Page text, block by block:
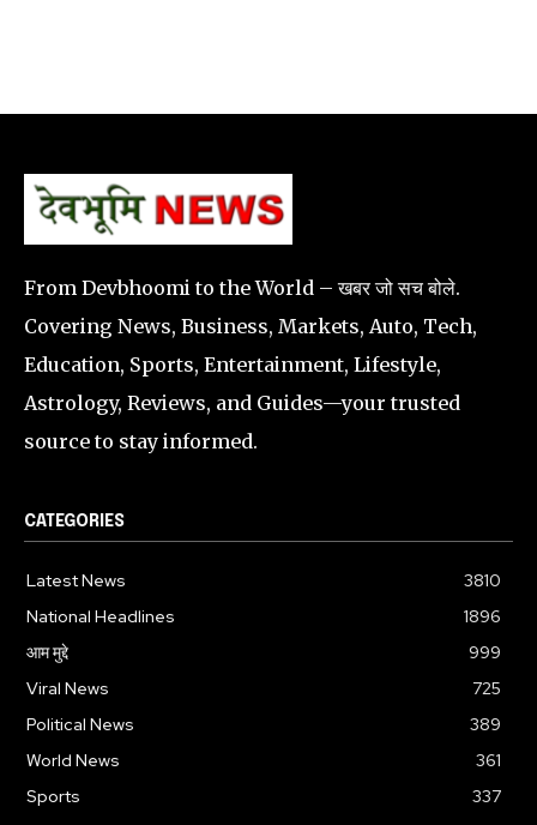
From Devbhoomi to the World – खबर जो सच बोले.
Covering News, Business, Markets, Auto, Tech,
Education, Sports, Entertainment, Lifestyle,
Astrology, Reviews, and Guides—your trusted
source to stay informed.
CATEGORIES
Latest News
3810
National Headlines
1896
आम मुद्दे
999
Viral News
725
Political News
389
World News
361
Sports
337